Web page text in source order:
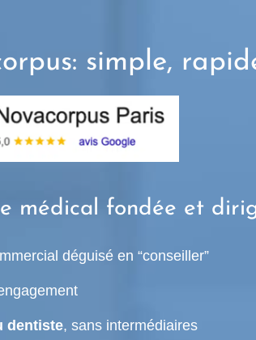
simple,
médical fondée et
déguisé en “conseiller”
dentiste, sans intermédiaires